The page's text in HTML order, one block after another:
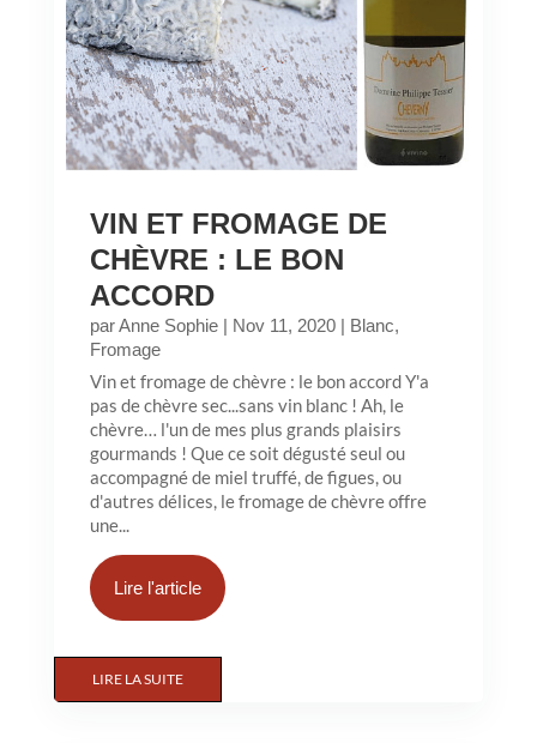
VIN ET FROMAGE DE
CHÈVRE : LE BON
ACCORD
parAnne Sophie| Nov 11, 2020| Blanc,
Fromage
Vin et fromage de chèvre : le bon accord Y'a
pas de chèvre sec...sans vin blanc ! Ah, le
chèvre… l'un de mes plus grands plaisirs
gourmands ! Que ce soit dégusté seul ou
accompagné de miel truffé, de figues, ou
d'autres délices, le fromage de chèvre offre
une...
Lire l'article
LIRE LA SUITE